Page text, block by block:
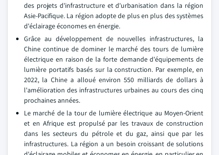
des projets d'infrastructure et d'urbanisation dans la région
Asie-Pacifique. La région adopte de plus en plus des systèmes
d'éclairage économes en énergie.
Grâce au développement de nouvelles infrastructures, la
Chine continue de dominer le marché des tours de lumière
électrique en raison de la forte demande d'équipements de
lumière portatifs basés sur la construction. Par exemple, en
2022, la Chine a alloué environ 550 milliards de dollars à
l'amélioration des infrastructures urbaines au cours des cinq
prochaines années.
Le marché de la tour de lumière électrique au Moyen-Orient
et en Afrique est propulsé par les travaux de construction
dans les secteurs du pétrole et du gaz, ainsi que par les
infrastructures. La région a un besoin croissant de solutions